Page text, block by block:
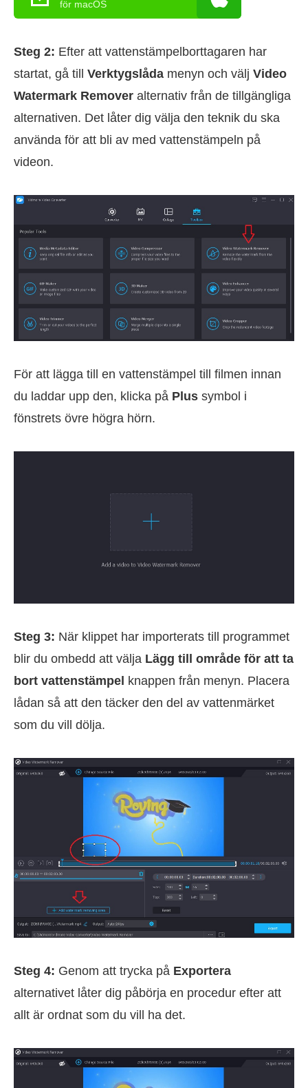
för macOS
Steg 2: Efter att vattenstämpelborttagaren har
startat, gå till Verktygslåda menyn och välj Video
Watermark Remover alternativ från de tillgängliga
alternativen. Det låter dig välja den teknik du ska
använda för att bli av med vattenstämpeln på
videon.
För att lägga till en vattenstämpel till filmen innan
du laddar upp den, klicka på Plus symbol i
fönstrets övre högra hörn.
Steg 3: När klippet har importerats till programmet
blir du ombedd att välja Lägg till område för att ta
bort vattenstämpel knappen från menyn. Placera
lådan så att den täcker den del av vattenmärket
som du vill dölja.
Steg 4: Genom att trycka på Exportera
alternativet låter dig påbörja en procedur efter att
allt är ordnat som du vill ha det.